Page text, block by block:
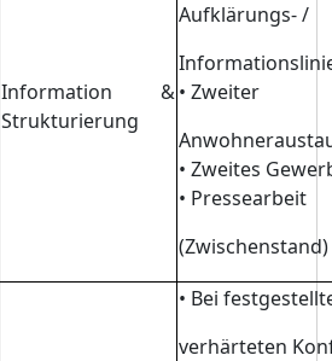
Information &
Strukturierung
Aufklärungs- /
• Zweiter
• Zweites
• Pressearbeit
(Zwischenstand)
• Bei
verhärteten